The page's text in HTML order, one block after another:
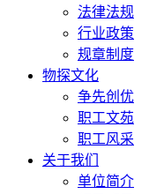
法律法规
行业政策
规章制度
物探文化
争先创优
职工文苑
职工风采
关于我们
单位简介